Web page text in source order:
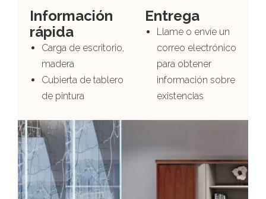
Información
rápida
Carga de escritorio,
madera
Cubierta de tablero
de pintura
Entrega
Llame o envíe un
correo electrónico
para obtener
información sobre
existencias